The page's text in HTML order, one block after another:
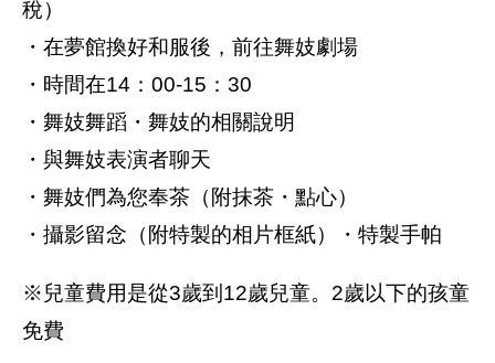
稅）
・在夢館換好和服後，前往舞妓劇場
・時間在14：00-15：30
・舞妓舞蹈・舞妓的相關說明
・與舞妓表演者聊天
・舞妓們為您奉茶（附抹茶・點心）
・攝影留念（附特製的相片框紙）・特製手帕
※兒童費用是從3歲到12歲兒童。2歲以下的孩童
免費